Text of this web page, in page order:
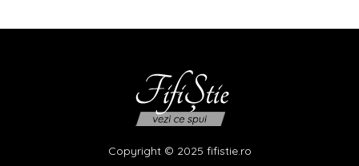
Copyright © 2025 fifistie.ro